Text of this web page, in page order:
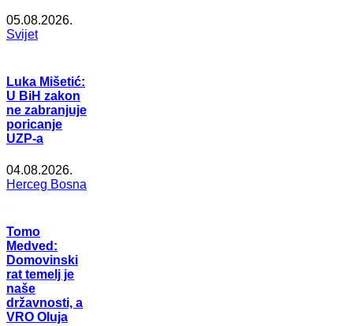
05.08.2026.
Svijet
Luka Mišetić:
U BiH zakon
ne zabranjuje
poricanje
UZP-a
04.08.2026.
Herceg Bosna
Tomo
Medved:
Domovinski
rat temelj je
naše
državnosti, a
VRO Oluja